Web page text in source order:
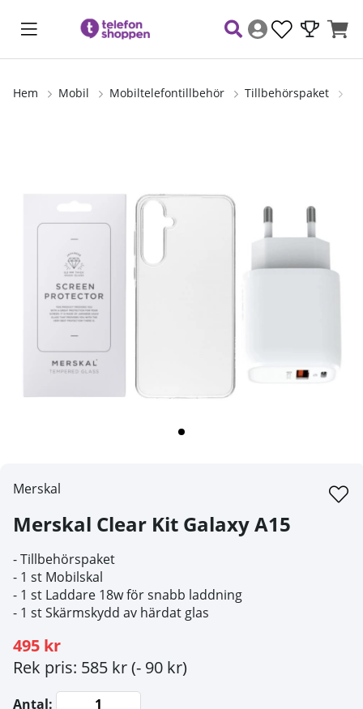
Hem Mobil Mobiltelefontillbehör Tillbehörspaket
Merskal
Merskal Clear Kit Galaxy A15
- Tillbehörspaket
- 1 st Mobilskal
- 1 st Laddare 18w för snabb laddning
- 1 st Skärmskydd av härdat glas
495 kr
Rek pris: 585 kr(- 90 kr)
Antal: